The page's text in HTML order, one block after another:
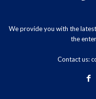
We provide you with the
the
Contact us: